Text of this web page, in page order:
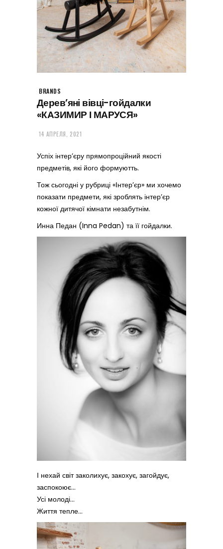
BRANDS
Дерев’яні вівці-гойдалки
«КАЗИМИР І МАРУСЯ»
14 АПРЕЛЯ, 2021
Успіх інтер’єру прямопроційний якості
предметів, які його формуютть.
Тож сьогодні у рубриці «Інтер’єр» ми хочемо
показати предмети, які зроблять інтер’єр
кожної дитячої кімнати незабутнім.
Инна Педан (Inna Pedan) та її гойдалки.
І нехай світ заколихує, закохує, загойдує,
заспокоює…
Усі молоді…
Життя тепле…